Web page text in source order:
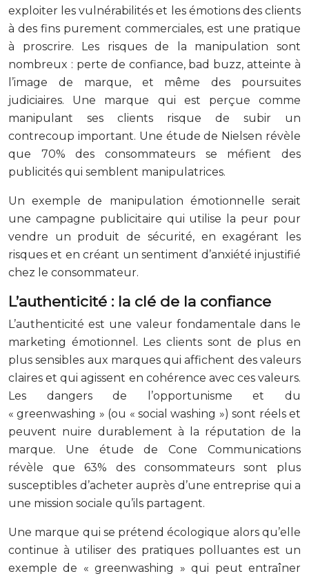
exploiter les vulnérabilités et les émotions des clients
à des fins purement commerciales, est une pratique
à proscrire. Les risques de la manipulation sont
nombreux : perte de confiance, bad buzz, atteinte à
l’image de marque, et même des poursuites
judiciaires. Une marque qui est perçue comme
manipulant ses clients risque de subir un
contrecoup important. Une étude de Nielsen révèle
que 70% des consommateurs se méfient des
publicités qui semblent manipulatrices.
Un exemple de manipulation émotionnelle serait
une campagne publicitaire qui utilise la peur pour
vendre un produit de sécurité, en exagérant les
risques et en créant un sentiment d’anxiété injustifié
chez le consommateur.
L’authenticité : la clé de la confiance
L’authenticité est une valeur fondamentale dans le
marketing émotionnel. Les clients sont de plus en
plus sensibles aux marques qui affichent des valeurs
claires et qui agissent en cohérence avec ces valeurs.
Les dangers de l’opportunisme et du
« greenwashing » (ou « social washing ») sont réels et
peuvent nuire durablement à la réputation de la
marque. Une étude de Cone Communications
révèle que 63% des consommateurs sont plus
susceptibles d’acheter auprès d’une entreprise qui a
une mission sociale qu’ils partagent.
Une marque qui se prétend écologique alors qu’elle
continue à utiliser des pratiques polluantes est un
exemple de « greenwashing » qui peut entraîner